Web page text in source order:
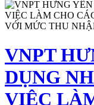
VNPT
DỤNG
VIỆC